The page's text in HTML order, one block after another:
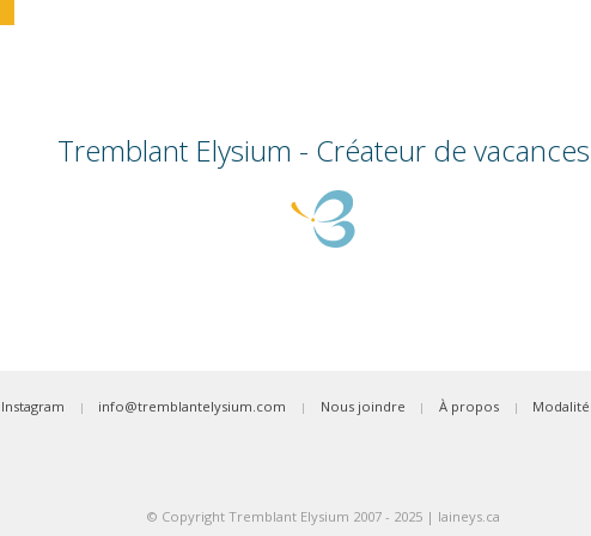
Tremblant Elysium - Créateur de vacances
Instagram | info@tremblantelysium.com | Nous joindre | À propos |
© Copyright Tremblant Elysium 2007 - 2025 | laineys.ca